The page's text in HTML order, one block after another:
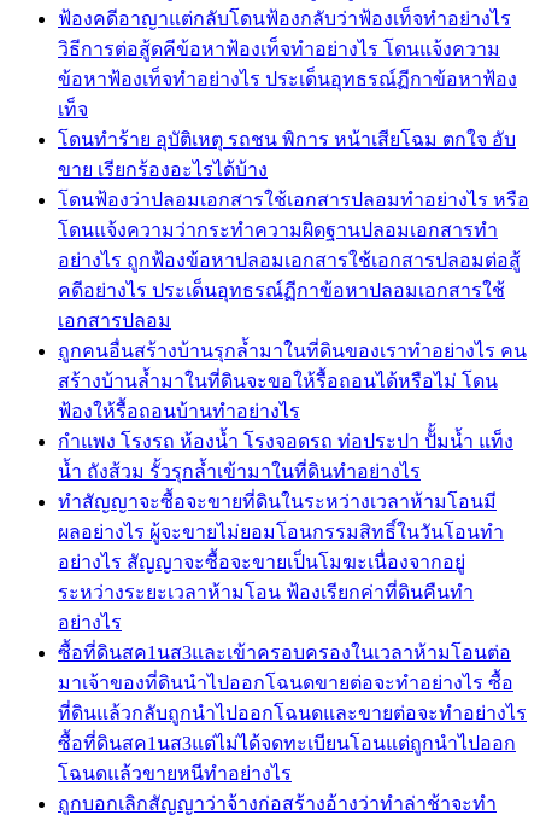
ฟ้องคดีอาญาแต่กลับโดนฟ้องกลับว่าฟ้องเท็จทำอย่างไร
วิธีการต่อสู้ดคีข้อหาฟ้องเท็จทำอย่างไร โดนแจ้งความ
ข้อหาฟ้องเท็จทำอย่างไร ประเด็นอุทธรณ์ฏีกาข้อหาฟ้อง
เท็จ
โดนทำร้าย อุบัติเหตุ รถชน พิการ หน้าเสียโฉม ตกใจ อับ
ขาย เรียกร้องอะไรได้บ้าง
โดนฟ้องว่าปลอมเอกสารใช้เอกสารปลอมทำอย่างไร หรือ
โดนแจ้งความว่ากระทำความผิดฐานปลอมเอกสารทำ
อย่างไร ถูกฟ้องข้อหาปลอมเอกสารใช้เอกสารปลอมต่อสู้
คดีอย่างไร ประเด็นอุทธรณ์ฏีกาข้อหาปลอมเอกสารใช้
เอกสารปลอม
ถูกคนอื่นสร้างบ้านรุกล้ำมาในที่ดินของเราทำอย่างไร คน
สร้างบ้านล้ำมาในที่ดินจะขอให้รื้อถอนได้หรือไม่ โดน
ฟ้องให้รื้อถอนบ้านทำอย่างไร
กำแพง โรงรถ ห้องน้ำ โรงจอดรถ ท่อประปา ปัั้มน้ำ แท็ง
น้ำ ถังส้วม รั้วรุกล้ำเข้ามาในที่ดินทำอย่างไร
ทำสัญญาจะซื้อจะขายที่ดินในระหว่างเวลาห้ามโอนมี
ผลอย่างไร ผู้จะขายไม่ยอมโอนกรรมสิทธิ์ในวันโอนทำ
อย่างไร สัญญาจะซื้อจะขายเป็นโมฆะเนื่องจากอยู่
ระหว่างระยะเวลาห้ามโอน ฟ้องเรียกค่าที่ดินคืนทำ
อย่างไร
ซื้อที่ดินสค1นส3และเข้าครอบครองในเวลาห้ามโอนต่อ
มาเจ้าของที่ดินนำไปออกโฉนดขายต่อจะทำอย่างไร ซื้อ
ที่ดินแล้วกลับถูกนำไปออกโฉนดและขายต่อจะทำอย่างไร
ซื้อที่ดินสค1นส3แต่ไม่ได้จดทะเบียนโอนแต่ถูกนำไปออก
โฉนดแล้วขายหนีทำอย่างไร
ถูกบอกเลิกสัญญาว่าจ้างก่อสร้างอ้างว่าทำล่าช้าจะทำ